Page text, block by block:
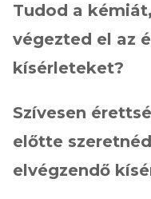
Tudod a
végezted el az
kísérleteket?
Szívesen
előtte
elvégzendő